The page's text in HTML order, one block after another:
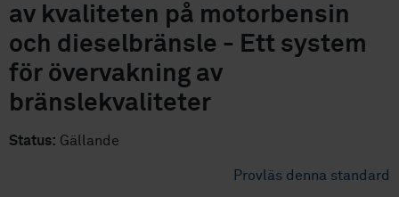
av kvaliteten på motorbensin
och dieselbränsle - Ett system
för övervakning av
bränslekvaliteter
Status: Gällande
Provläs denna standard